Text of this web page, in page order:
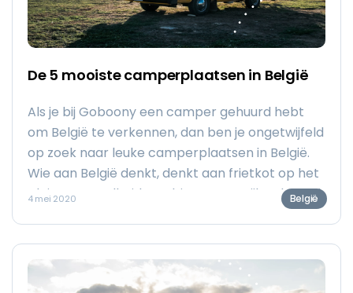
De 5 mooiste camperplaatsen in België
Als je bij Goboony een camper gehuurd hebt
om België te verkennen, dan ben je ongetwijfeld
op zoek naar leuke camperplaatsen in België.
Wie aan België denkt, denkt aan frietkot op het
plein, een veelheid aan bier en een rijk cultureel
leven. Daarbij heeft België prachtige steden
België leeft en is voor veel camperaars een
geliefde bestemming. Wij hebben de mooiste
4 mei 2020 België